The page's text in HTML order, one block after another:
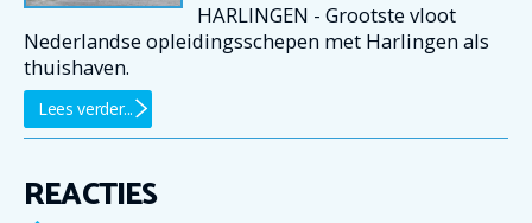
HARLINGEN - Grootste vloot
Nederlandse opleidingsschepen met Harlingen als
thuishaven.
Lees verder...
REACTIES